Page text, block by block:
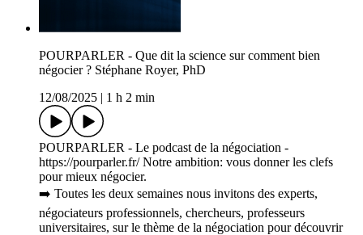
POURPARLER - Que dit la science sur comment bien
négocier ? Stéphane Royer, PhD
12/08/2025
1 h 2 min
POURPARLER - Le podcast de la négociation -
https://pourparler.fr/ Notre ambition: vous donner les clefs
pour mieux négocier.
➡️ Toutes les deux semaines nous invitons des experts,
négociateurs professionnels, chercheurs, professeurs
universitaires, sur le thème de la négociation pour découvrir